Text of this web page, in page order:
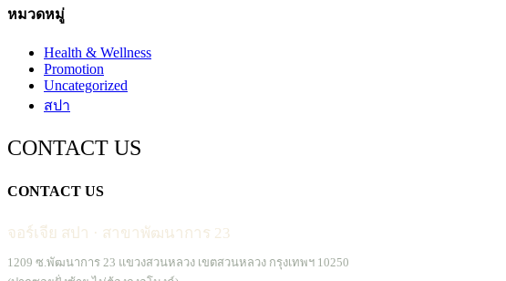
หมวดหมู่
Health & Wellness
Promotion
Uncategorized
สปา
CONTACT US
CONTACT US
จอร์เจีย สปา · สาขาพัฒนาการ 23
1209 ซ.พัฒนาการ 23 แขวงสวนหลวง เขตสวนหลวง กรุงเทพฯ 10250